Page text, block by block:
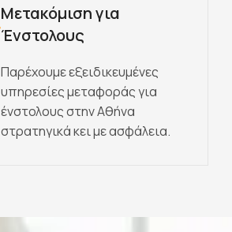
Μετακόμιση για
Ένστολους
Παρέχουμε εξειδικευμένες
υπηρεσίες μεταφοράς για
ένστολους στην Αθήνα
στρατηγικά κει με ασφάλεια.